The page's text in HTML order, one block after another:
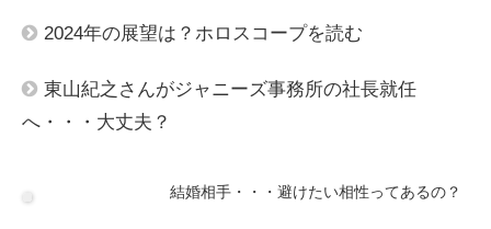
2024年の展望は？ホロスコープを読む
東山紀之さんがジャニーズ事務所の社長就任
へ・・・大丈夫？
結婚相手・・・避けたい相性ってあるの？